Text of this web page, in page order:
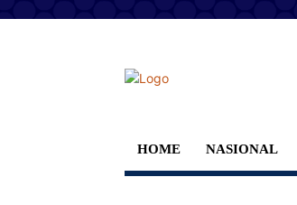
HOME NASIONAL